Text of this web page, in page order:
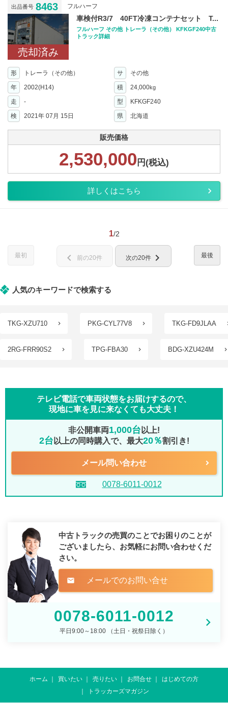
出品番号 8463 フルハーフ
売却済み
車検付R3/7 40FT冷凍コンテナセット T...
フルハーフ その他 トレーラ（その他） KFKGF240中古
トラック詳細
形 トレーラ（その他） サ
その他
年
2002(H14) 積 24,000kg
走 - 型
KFKGF240
検
2021年 07月 15日 県 北海道
販売価格
2,530,000 円(税込)
詳しくはこちら
1/2
最初 最後
chevron_left 前の20件 次の20件 chevron_right
人気のキーワードで検索する
TKG-XZU710 PKG-CYL77V8 TKG-FD9JLAA
2RG-FRR90S2 TPG-FBA30 BDG-XZU424M
テレビ電話で車両状態をお届けするので、
現地に車を見に来なくても大丈夫！
非公開車両1,000台 以上!
2台 以上の同時購入で、最大20％割引き!
メール問い合わせ
0078-6011-0012
中古トラックの売買のことでお困りのことが
ございましたら、 お気軽にお問い合わせくだ
さい。
mail メールでのお問い合せ
0078-6011-0012
平日9:00～18:00 （土日・祝祭日除く）
ホーム 買いたい 売りたい お問合せ
はじめての方
トラッカーズマガジン